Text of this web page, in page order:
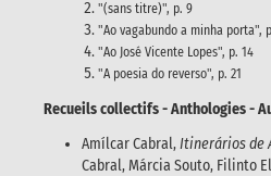
"(sans titre)", p. 9
"Ao vagabundo a minha porta",
"Ao José Vicente Lopes", p. 14
"A poesia do reverso", p. 21
Recueils collectifs - Anthologies -
Amílcar Cabral,Itinerários de
Cabral, Márcia Souto, Filinto